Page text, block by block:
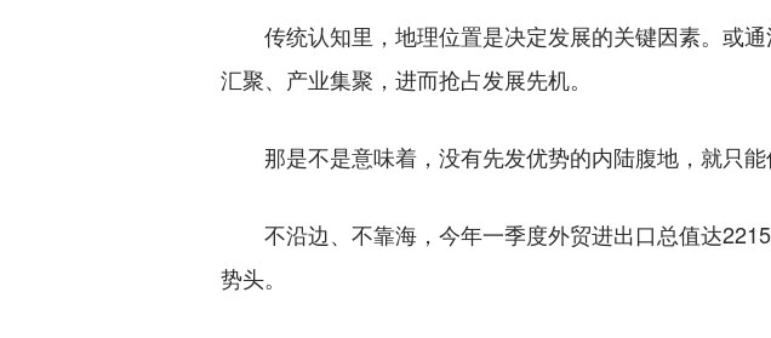
传统认知里，地理位置是决定发展的关键因素。或通
汇聚、产业集聚，进而抢占发展先机。
那是不是意味着，没有先发优势的内陆腹地，就只能
不沿边、不靠海，今年一季度外贸进出口总值达
势头。